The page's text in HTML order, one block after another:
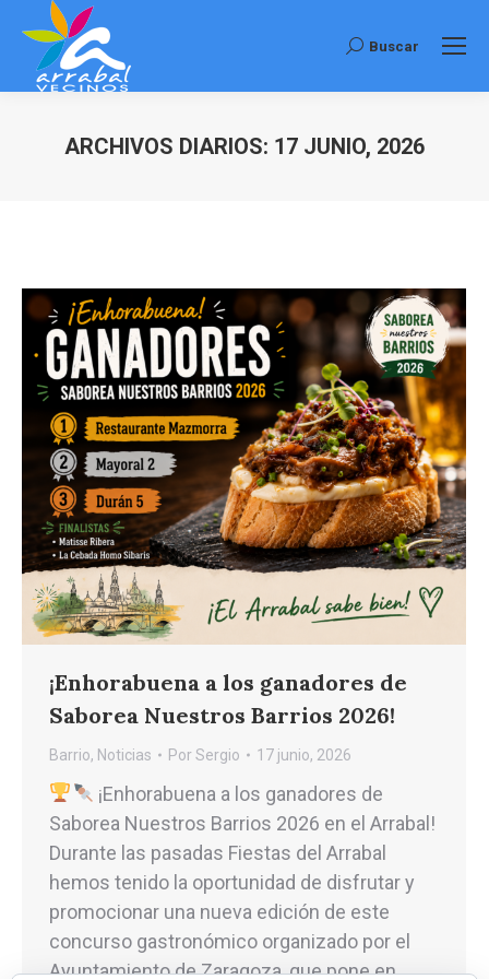
Buscar:
Buscar
ARCHIVOS DIARIOS: 17 JUNIO, 2026
¡Enhorabuena a los ganadores de
Saborea Nuestros Barrios 2026!
Barrio, Noticias PorSergio 17 junio, 2026
¡Enhorabuena a los ganadores de
Saborea Nuestros Barrios 2026 en el Arrabal!
Durante las pasadas Fiestas del Arrabal
hemos tenido la oportunidad de disfrutar y
promocionar una nueva edición de este
concurso gastronómico organizado por el
Ayuntamiento de Zaragoza, que pone en